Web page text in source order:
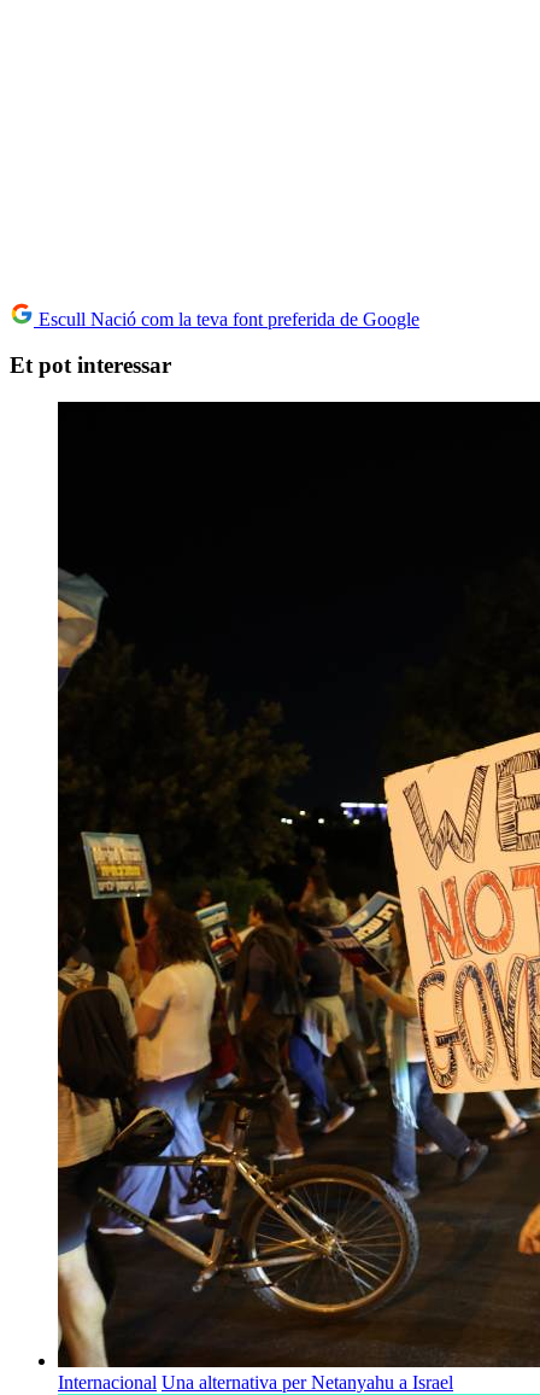
Escull Nació com la teva font preferida de Google
Et pot interessar
Internacional Una alternativa per Netanyahu a Israel